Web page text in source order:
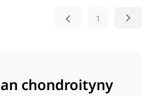
 1 
chondroityny